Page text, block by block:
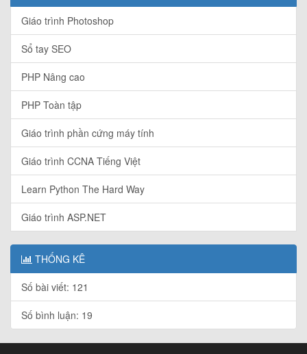
Giáo trình Photoshop
Sổ tay SEO
PHP Nâng cao
PHP Toàn tập
Giáo trình phần cứng máy tính
Giáo trình CCNA Tiếng Việt
Learn Python The Hard Way
Giáo trình ASP.NET
THỐNG KÊ
Số bài viết: 121
Số bình luận: 19